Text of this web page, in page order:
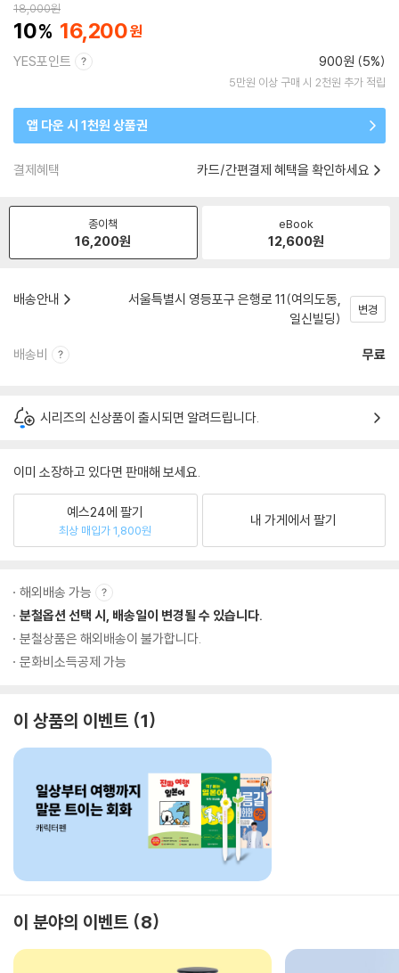
18,000원
10 16,200
YES포인트 900원 (5%)
5만원 이상 구매 시 2천원 추가 적립
앱 다운 시 1천원 상품권
결제혜택 카드/간편결제 혜택을 확인하세요
종이책
16,200원
eBook
12,600원
배송안내
서울특별시 영등포구 은행로 11(여의도동,
일신빌딩)
변경
배송비 무료
시리즈의 신상품이 출시되면 알려드립니다.
이미 소장하고 있다면 판매해 보세요.
예스24에 팔기
최상 매입가 1,800원
내 가게에서 팔기
해외배송 가능
분철옵션 선택 시, 배송일이 변경될 수 있습니다.
분철상품은 해외배송이 불가합니다.
문화비소득공제 가능
이 상품의 이벤트 1
이 분야의 이벤트 8